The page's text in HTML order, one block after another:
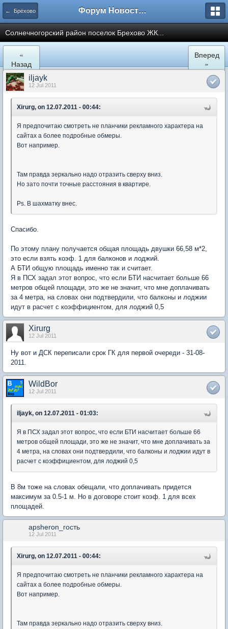
← Брёхово Форум Новостройки
Cолнечногорский район поселок Брехово ЖК...
«
Назад
Вперед
»
iljayk
12 Jul 2011
Xirurg, on 12.07.2011 - 00:44:
Я предпочитаю смотреть не планчики рекламного характера на
сайтах а более подробные обмеры.
Вот например.
Там правда зеркально надо отразить сверху вниз.
Но зато почти точные расстояния в квартире.
Ps. В шахматку внес.
Спасибо.
По этому плану получается общая площадь двушки 66,58 м*2,
это если взять коэф. 1 для балконов и лоджий.
А БТИ общую площадь именно так и считает.
Я в ПСХ задал этот вопрос, что если БТИ насчитает больше 66
метров общей площади, это же не значит, что мне доплачивать
за 4 метра, на словах они подтвердили, что балконы и лоджии
идут в расчет с коэффициентом, для лоджий 0,5
Xirurg
12 Jul 2011
Ну вот и ДСК переписали срок ГК для первой очереди - 31-08-
2011.
WildBor
12 Jul 2011
iljayk, on 12.07.2011 - 01:03:
Я в ПСХ задал этот вопрос, что если БТИ насчитает больше 66
метров общей площади, это же не значит, что мне доплачивать за
4 метра, на словах они подтвердили, что балконы и лоджии идут в
расчет с коэффициентом, для лоджий 0,5
В 8м тоже на словах обещали, что доплачивать придется
максимум за 0.5-1 м. Но в договоре стоит коэф. 1 для всех
площадей.
apsheron_гость
12 Jul 2011
Xirurg, on 12.07.2011 - 00:44:
Я предпочитаю смотреть не планчики рекламного характера на
сайтах а более подробные обмеры.
Вот например.
Там правда зеркально надо отразить сверху вниз.